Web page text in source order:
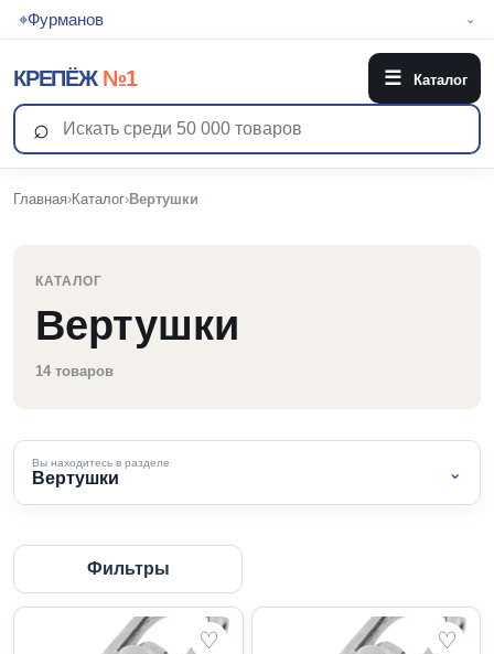
⌖Фурманов ⌄
КРЕПЁЖ №1 ☰ Каталог
⌕
Главная›Каталог›Вертушки
КАТАЛОГ
Вертушки
14 товаров
Вы находитесь в разделе
Вертушки ⌄
Фильтры
♡ ♡